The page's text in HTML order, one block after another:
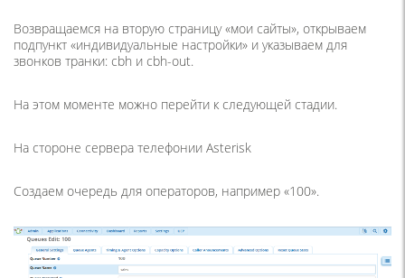
Возвращаемся на вторую страницу «мои сайты», открываем
подпункт «индивидуальные настройки» и указываем для
звонков транки: cbh и cbh-out.
На этом моменте можно перейти к следующей стадии.
На стороне сервера телефонии Asterisk
Создаем очередь для операторов, например «100».